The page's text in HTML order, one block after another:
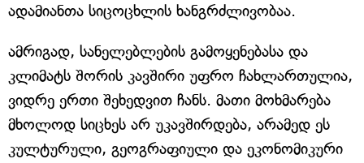
ადამიანთა სიცოცხლის ხანგრძლივობაა.
ამრიგად, სანელებლების გამოყენებასა და
კლიმატს შორის კავშირი უფრო ჩახლართულია,
ვიდრე ერთი შეხედვით ჩანს. მათი მოხმარება
მხოლოდ სიცხეს არ უკავშირდება, არამედ ეს
კულტურული, გეოგრაფიული და ეკონომიკური